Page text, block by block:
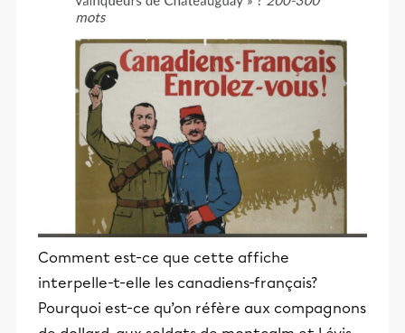
Comment est-ce que cette affiche
interpelle-t-elle les canadiens-français?
Pourquoi est-ce qu’on réfère aux compagnons